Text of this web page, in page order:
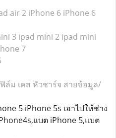
air 2 iPhone 6 iPhone 6
3 ipad mini 2 ipad mini
7
ล์ม เคส หัวชาร์จ สายข้อมูล/
5 iPhone 5s เอาไปให้ช่าง
แบต iPhone 5,แบต